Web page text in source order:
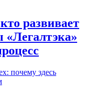
развивает